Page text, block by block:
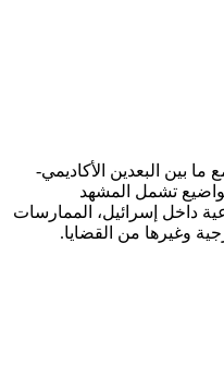
ما بين البعدين الأكاديمي-
تشمل المشهد
داخل إسرائيل، الممارسات
وغيرها من القضايا.